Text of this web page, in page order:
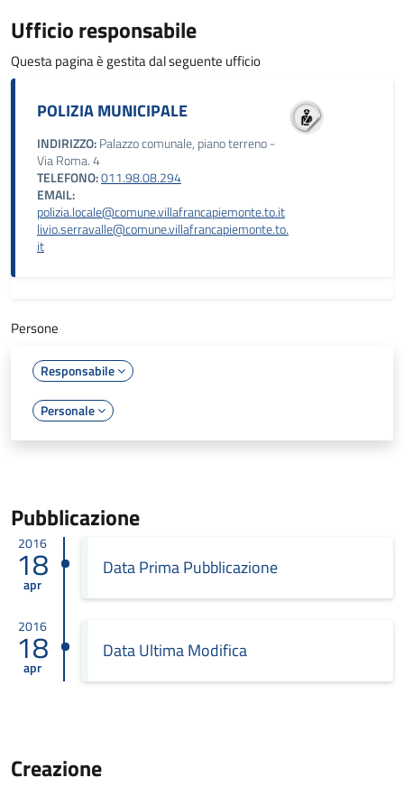
Ufficio responsabile
Questa pagina è gestita dal seguente ufficio
POLIZIA MUNICIPALE
INDIRIZZO:Palazzo comunale, piano terreno -
Via Roma. 4
TELEFONO:011.98.08.294
EMAIL:
polizia.locale@comune.villafrancapiemonte.to.it
livio.serravalle@comune.villafrancapiemonte.to.
it
Persone
Responsabile
Personale
Pubblicazione
2016
18
apr
Data Prima Pubblicazione
2016
18
apr
Data Ultima Modifica
Creazione